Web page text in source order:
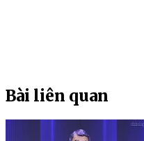
Bài liên quan